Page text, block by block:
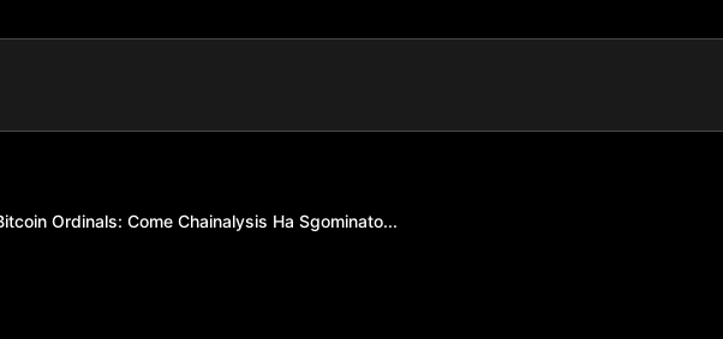
Ordinals: Come Chainalysis Ha Sgominato...